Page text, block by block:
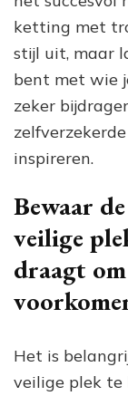
ketting met
stijl uit, maar
bent met wie
zeker
inspireren.
Bewaar
veilige
draagt
Het is
veilige plek te